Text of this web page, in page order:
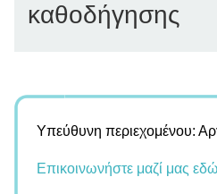
καθοδήγησης
Υπεύθυνη περιεχομένου:
Επικοινωνήστε μαζί μας εδώ